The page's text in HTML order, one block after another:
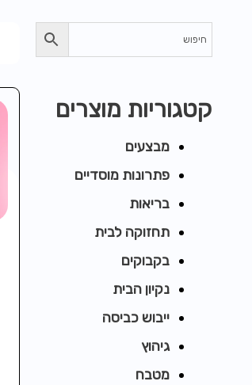
קטגוריות מוצרים
מבצעים
פתרונות מוסדיים
בריאות
תחזוקה לבית
בקבוקים
נקיון הבית
ייבוש כביסה
גיהוץ
מטבח